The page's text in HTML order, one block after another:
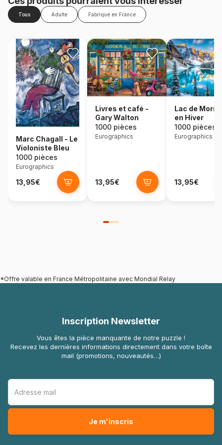
Tous Adulte Fabriqué en France
Marc Chagall - Le
Violoniste Bleu
1000 pièces
Eurographics
13,95€
Livres et café -
Gary Walton
1000 pièces
Eurographics
13,95€
Lac de
en Hiver
1000 pièces
Eurographics
13,95€
*Offre valable en France Métropolitaine avec Mondial Relay
Inscription Newsletter
Vous êtes la pièce manquante de notre puzzle !
Recevez les dernières informations directement dans votre boîte
mail (promotions, nouveautés…)